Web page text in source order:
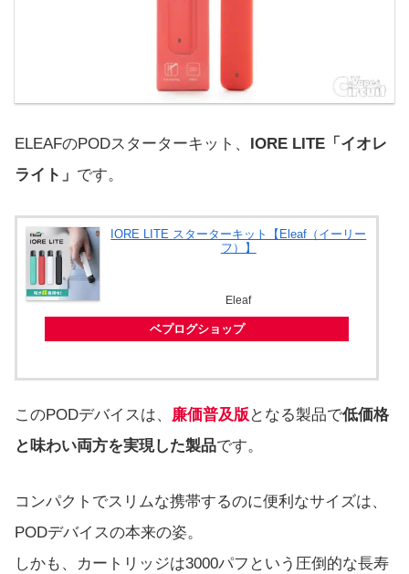
ELEAFのPODスターターキット、 IORE LITE「イオレ
ライト」 です。
IORE LITE スターターキット【Eleaf（イーリー
フ）】
Eleaf
ベプログショップ
このPODデバイスは、 廉価普及版 となる製品で低価格
と味わい両方を実現した製品です。
コンパクトでスリムな携帯するのに便利なサイズは、
PODデバイスの本来の姿。
しかも、カートリッジは3000パフという圧倒的な長寿